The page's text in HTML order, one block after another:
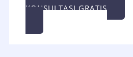
KONSULTASI GRATIS